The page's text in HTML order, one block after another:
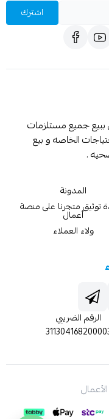
اشترك
ببيع جميع مستلزمات
الخاصه و بيع
.
المدونة
توثيق متجرنا على منصة
أعمال
ولاء العملاء
الرقم الضريبي